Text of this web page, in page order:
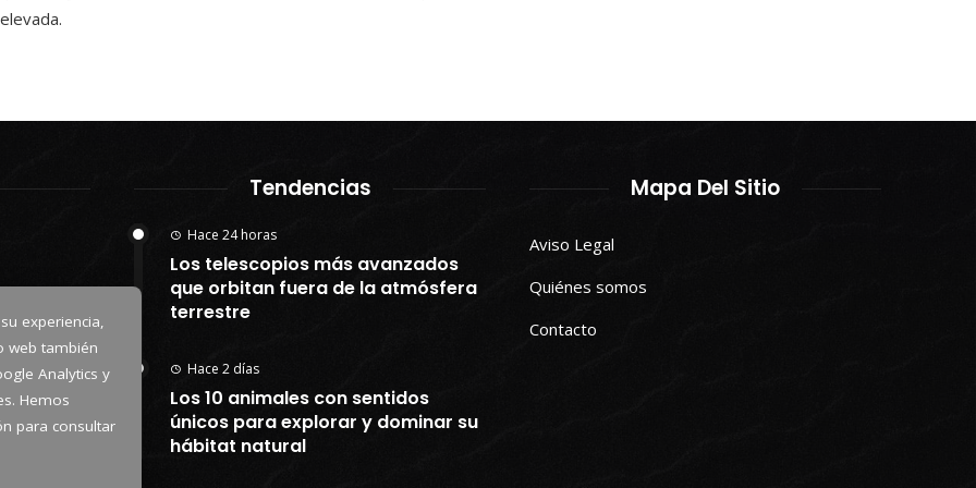
experiencia,
web también
Analytics y
Hemos
para consultar
Tendencias
Hace 24 horas
Los telescopios más avanzados
que orbitan fuera de la atmósfera
terrestre
Hace 2 días
Los 10 animales con sentidos
únicos para explorar y dominar su
hábitat natural
Mapa Del Sitio
Aviso Legal
Quiénes somos
Contacto